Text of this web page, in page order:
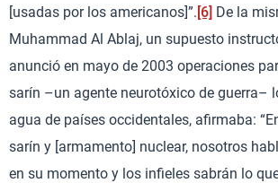
[usadas por los americanos]”. [6] De la
Muhammad Al Ablaj, un supuesto
anunció en mayo de 2003 operaciones
sarín –un agente neurotóxico de guerra–
agua de países occidentales, afirmaba:
sarín y [armamento] nuclear, nosotros
en su momento y los infieles sabrán lo